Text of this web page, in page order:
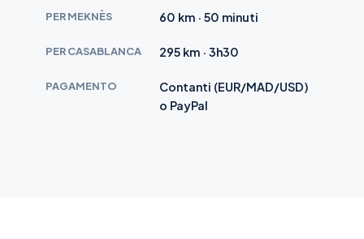
PER MEKNÈS 60 km · 50 minuti
PER CASABLANCA 295 km · 3h30
PAGAMENTO
Contanti (EUR/MAD/USD)
o PayPal